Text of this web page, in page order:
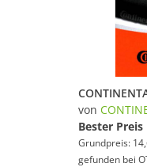
von
Bester Preis
Grundpreis:
gefunden bei